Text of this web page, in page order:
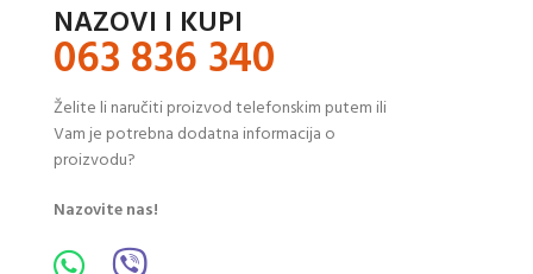
NAZOVI I KUPI
063 836 340
Želite li naručiti proizvod telefonskim putem ili
Vam je potrebna dodatna informacija o
proizvodu?
Nazovite nas!